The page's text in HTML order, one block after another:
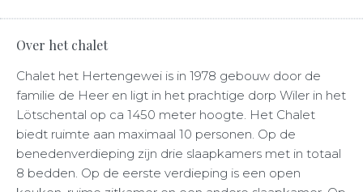
Over het chalet
Chalet het Hertengewei is in 1978 gebouw door de
familie de Heer en ligt in het prachtige dorp Wiler in het
Lötschental op ca 1450 meter hoogte. Het Chalet
biedt ruimte aan maximaal 10 personen. Op de
benedenverdieping zijn drie slaapkamers met in totaal
8 bedden. Op de eerste verdieping is een open